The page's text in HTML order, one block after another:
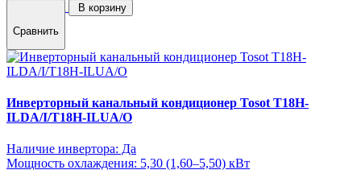
Сравнить
В корзину
Инверторный канальный кондиционер Tosot T18H-
ILDA/I/T18H-ILUA/O
Наличие инвертора: Да
Мощность охлаждения: 5,30 (1,60–5,50) кВт